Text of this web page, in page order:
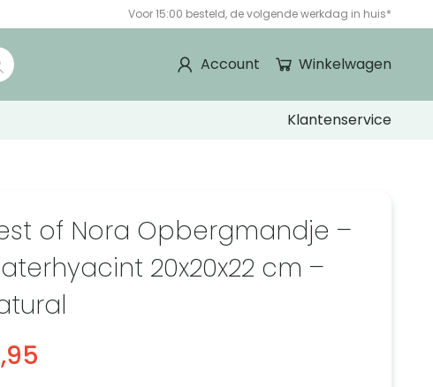
Voor 15:00 besteld, de volgende werkdag in huis*
Winkelwagen
Account
Klantenservice
of Nora Opbergmandje –
20x20x22 cm –